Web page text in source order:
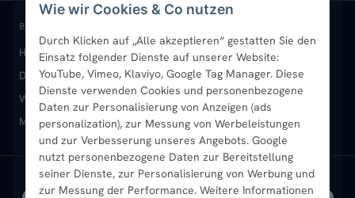
Wie wir Cookies & Co nutzen
Durch Klicken auf „Alle akzeptieren“ gestatten Sie den
Einsatz folgender Dienste auf unserer Website:
YouTube, Vimeo, Klaviyo, Google Tag Manager. Diese
Dienste verwenden Cookies und personenbezogene
Daten zur Personalisierung von Anzeigen (ads
personalization), zur Messung von Werbeleistungen
und zur Verbesserung unseres Angebots. Google
nutzt personenbezogene Daten zur Bereitstellung
seiner Dienste, zur Personalisierung von Werbung und
zur Messung der Performance. Weitere Informationen
Paneelheizkörper
Vertikal-Heizkörper
Heizkörper-Zubehör
Rückgabe & Widerruf
Garantie & Gewährleistung
Montageservice vor Ort
Sendung verfolgen
Standort & Abholung Jüchen
B2B-Kunden
Karriere
Ratgeber
Bestpreisgarantie
Anmelden / Mein Konto
Merkliste
Newsletter
Aktuelle Angebote
BELIEBTE KATEGORIEN
Heizkörper kaufenBadheizkörperHandtuchheizkörper
Design-HeizkörperPaneelheizkörperVertikal-Heizkörper
Wandheizkörper Wohnraum-Heizkörper Badheizkörper Schwarz
Mischbetrieb-HeizkörperHeizkörper-ZubehörAktuelle Angebote
VERSAND MIT